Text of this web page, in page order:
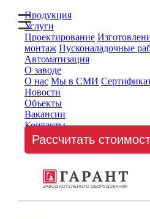
Продукция
Услуги
Проектирование
монтаж Пусконаладочные
Автоматизация
О заводе
О нас Мы в СМИ
Новости
Объекты
Вакансии
Контакты
Рассчитать